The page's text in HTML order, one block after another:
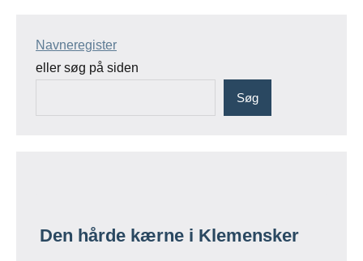
Navneregister
eller søg på siden
Søg
Den hårde kærne i Klemensker